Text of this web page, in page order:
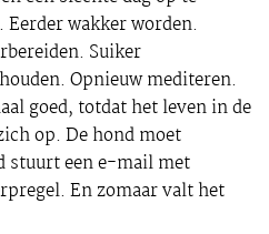
wakker worden.
Suiker
Opnieuw mediteren.
goed, totdat het leven in de
op. De hond moet
stuurt een e-mail met
En zomaar valt het